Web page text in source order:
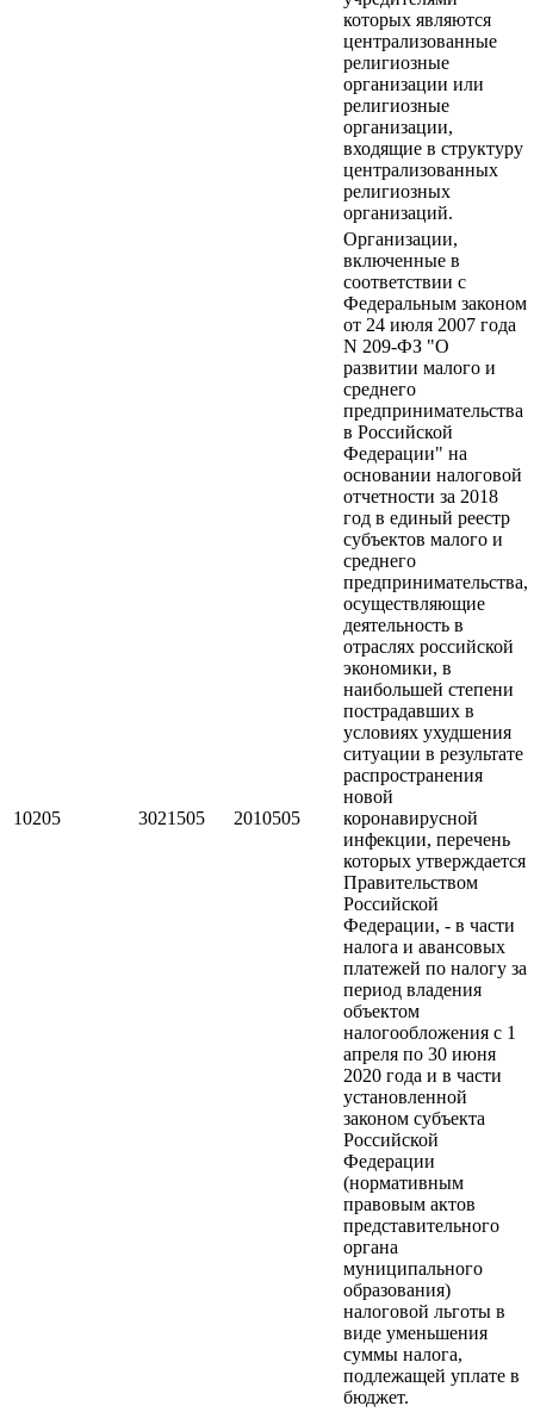
которых являются
централизованные
религиозные
организации или
религиозные
организации,
входящие в структуру
централизованных
религиозных
организаций.
10205 3021505 2010505
Организации,
включенные в
соответствии с
Федеральным законом
от 24 июля 2007 года
N 209-ФЗ "О
развитии малого и
среднего
предпринимательства
в Российской
Федерации" на
основании налоговой
отчетности за 2018
год в единый реестр
субъектов малого и
среднего
предпринимательства,
осуществляющие
деятельность в
отраслях российской
экономики, в
наибольшей степени
пострадавших в
условиях ухудшения
ситуации в результате
распространения
новой
коронавирусной
инфекции, перечень
которых утверждается
Правительством
Российской
Федерации, - в части
налога и авансовых
платежей по налогу за
период владения
объектом
налогообложения с 1
апреля по 30 июня
2020 года и в части
установленной
законом субъекта
Российской
Федерации
(нормативным
правовым актов
представительного
органа
муниципального
образования)
налоговой льготы в
виде уменьшения
суммы налога,
подлежащей уплате в
бюджет.